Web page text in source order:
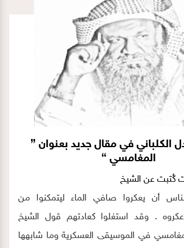
الكلباني في مقال جديد بعنوان {
المغامسي }
كُتبت عن الشيخ
أن يعكروا صافي الماء ليتمكنوا من
عكروه . وقد استغلوا كعادتهم قول الشيخ
في الموسيقى العسكرية وما شابهها